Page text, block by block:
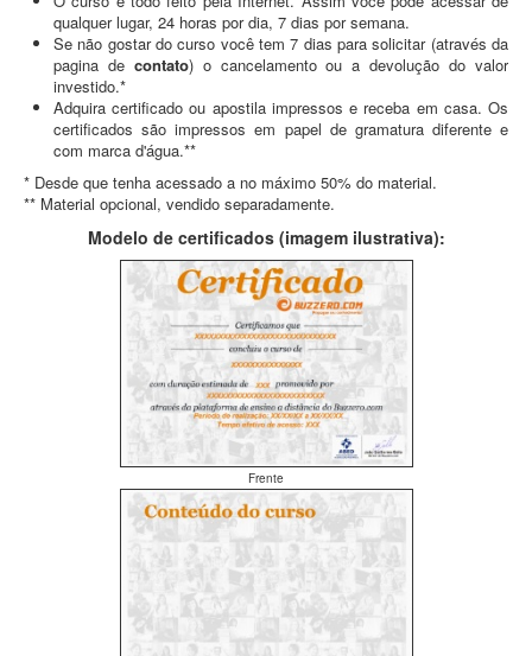
qualquer lugar, 24 horas por dia, 7 dias por semana.
Se não gostar do curso você tem 7 dias para solicitar (através da
pagina de contato) o cancelamento ou a devolução do valor
investido.*
Adquira certificado ou apostila impressos e receba em casa. Os
certificados são impressos em papel de gramatura diferente e
com marca d'água.**
* Desde que tenha acessado a no máximo 50% do material.
** Material opcional, vendido separadamente.
Modelo de certificados (imagem ilustrativa):
Frente